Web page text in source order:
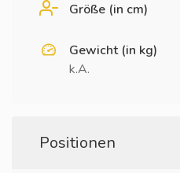
Größe (in cm)
Gewicht (in kg)
k.A.
Positionen